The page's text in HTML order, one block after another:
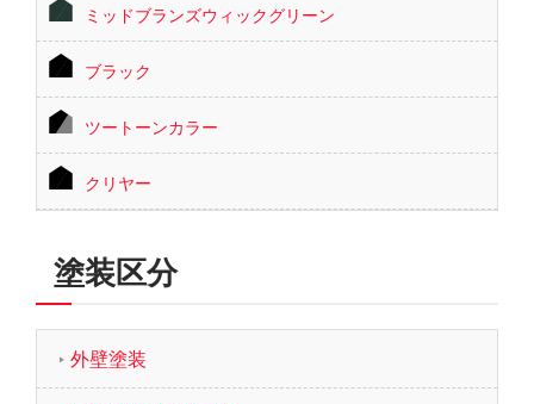
ミッドブランズウィックグリーン
ブラック
ツートーンカラー
クリヤー
塗装区分
外壁塗装